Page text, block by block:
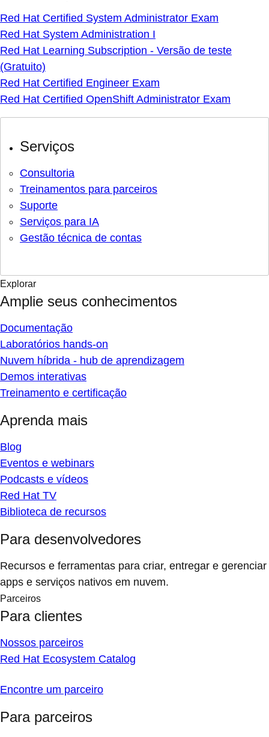
Red Hat Certified System Administrator Exam
Red Hat System Administration I
Red Hat Learning Subscription - Versão de teste
(Gratuito)
Red Hat Certified Engineer Exam
Red Hat Certified OpenShift Administrator Exam
Serviços
Consultoria
Treinamentos para parceiros
Suporte
Serviços para IA
Gestão técnica de contas
Explorar
Amplie seus conhecimentos
Documentação
Laboratórios hands-on
Nuvem híbrida - hub de aprendizagem
Demos interativas
Treinamento e certificação
Aprenda mais
Blog
Eventos e webinars
Podcasts e vídeos
Red Hat TV
Biblioteca de recursos
Para desenvolvedores
Recursos e ferramentas para criar, entregar e gerenciar
apps e serviços nativos em nuvem.
Parceiros
Para clientes
Nossos parceiros
Red Hat Ecosystem Catalog
Encontre um parceiro
Para parceiros